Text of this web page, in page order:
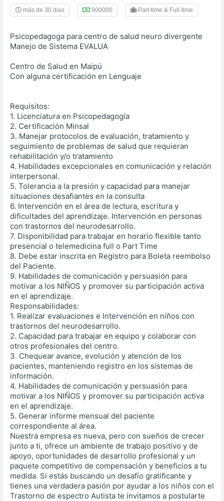
más de 30 dias 900000 Part-time & Full-time
Psicopedagoga para centro de salud neuro divergente
Manejo de Sistema EVALUA
Centro de Salud en Maipú
Con alguna certificación en Lenguaje
Requisitos:
1. Licenciatura en Psicopedagogía
2. Certificación Minsal
3. Manejar protocolos de evaluación, tratamiento y
seguimiento de problemas de salud que requieran
rehabilitación y/o tratamiento
4. Habilidades excepcionales en comunicación y relación
interpersonal.
5. Tolerancia a la presión y capacidad para manejar
situaciones desafiantes en la consulta
6. Intervención en el área de lectura, escritura y
dificultades del aprendizaje. Intervención en personas
con trastornos del neurodesarrollo.
7. Disponibilidad para trabajar en horario flexible tanto
presencial o telemedicina full o Part Time
8. Debe estar inscrita en Registro para Boleta reembolso
del Paciente.
9. Habilidades de comunicación y persuasión para
motivar a los NIÑOS y promover su participación activa
en el aprendizaje.
Responsabilidades:
1. Realizar evaluaciones e Intervención en niños con
trastornos del neurodesarrollo.
2. Capacidad para trabajar en equipo y colaborar con
otros profesionales del centro.
3. Chequear avance, evolución y atención de los
pacientes, manteniendo registro en los sistemas de
información.
4. Habilidades de comunicación y persuasión para
motivar a los NIÑOS y promover su participación activa
en el aprendizaje.
5. Generar informe mensual del paciente
correspondiente al área.
Nuestra empresa es nueva, pero con sueños de crecer
junto a ti, ofrece un ambiente de trabajo positivo y de
apoyo, oportunidades de desarrollo profesional y un
paquete competitivo de compensación y beneficios a tu
medida. Si estás buscando un desafío gratificante y
tienes una verdadera pasión por ayudar a los niños con el
Trastorno de espectro Autista te invitamos a postularte